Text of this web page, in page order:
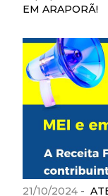
EM ARAPORÃ!
21/10/2024 -